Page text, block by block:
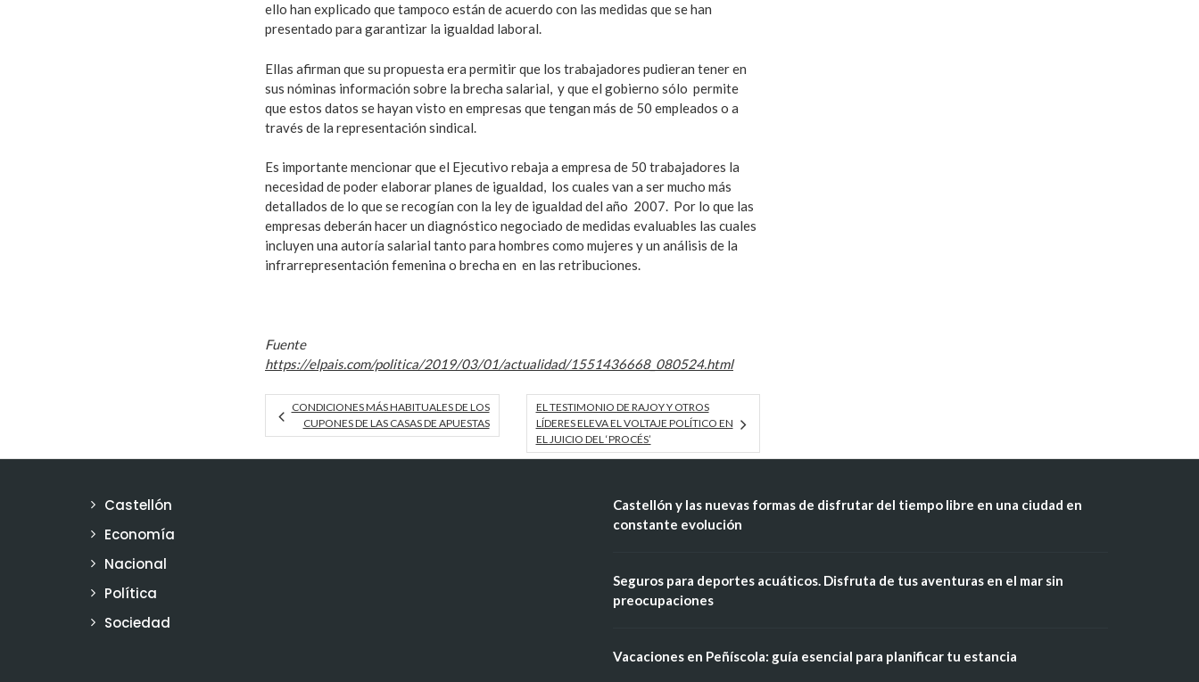
ello han explicado que tampoco están de acuerdo con las medidas que se han
presentado para garantizar la igualdad laboral.
Ellas afirman que su propuesta era permitir que los trabajadores pudieran tener en
sus nóminas información sobre la brecha salarial, y que el gobierno sólo permite
que estos datos se hayan visto en empresas que tengan más de 50 empleados o a
través de la representación sindical.
Es importante mencionar que el Ejecutivo rebaja a empresa de 50 trabajadores la
necesidad de poder elaborar planes de igualdad, los cuales van a ser mucho más
detallados de lo que se recogían con la ley de igualdad del año 2007. Por lo que las
empresas deberán hacer un diagnóstico negociado de medidas evaluables las cuales
incluyen una autoría salarial tanto para hombres como mujeres y un análisis de la
infrarrepresentación femenina o brecha en en las retribuciones.
Fuente
https://elpais.com/politica/2019/03/01/actualidad/1551436668_080524.html
CONDICIONES MÁS HABITUALES DE LOS
CUPONES DE LAS CASAS DE APUESTAS
EL TESTIMONIO DE RAJOY Y OTROS
LÍDERES ELEVA EL VOLTAJE POLÍTICO EN
EL JUICIO DEL ‘PROCÉS’
Castellón
Economía
Nacional
Política
Sociedad
Castellón y las nuevas formas de disfrutar del tiempo libre en una ciudad en
constante evolución
Seguros para deportes acuáticos. Disfruta de tus aventuras en el mar sin
preocupaciones
Vacaciones en Peñíscola: guía esencial para planificar tu estancia